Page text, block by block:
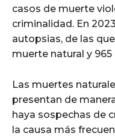
casos de muerte
criminalidad. En
autopsias, de las
muerte natural y
Las muertes
presentan de
haya sospechas de
la causa más